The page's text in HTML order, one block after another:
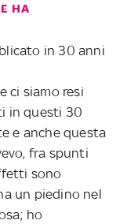
HA
in 30 anni
ci siamo resi
in questi 30
e anche questa
fra spunti
sono
un piedino nel
ho